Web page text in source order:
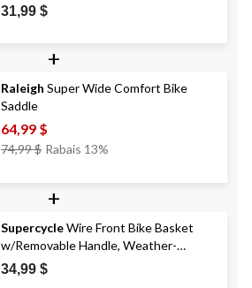
31,99 $
+
Raleigh Super Wide Comfort Bike
Saddle
64,99 $
74,99 $ Prix
Rabais 13%
+
SupercycleWire Front Bike Basket
w/Removable Handle, Weather-
Resistant, Black
34,99 $